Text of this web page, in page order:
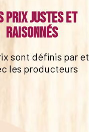
prix justes et
raisonnés
sont définis par et
les producteurs